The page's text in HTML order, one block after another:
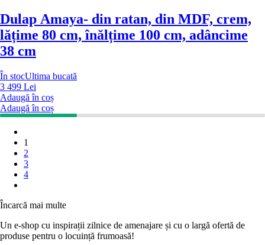
Dulap Amaya- din ratan, din MDF, crem,
lățime 80 cm, înălțime 100 cm, adâncime
38 cm
În stocUltima bucată
3 499 Lei
Adaugă în coș
Adaugă în coș
1
2
3
4
Încarcă mai multe
Un e-shop cu inspirații zilnice de amenajare și cu o largă ofertă de
produse pentru o locuință frumoasă!